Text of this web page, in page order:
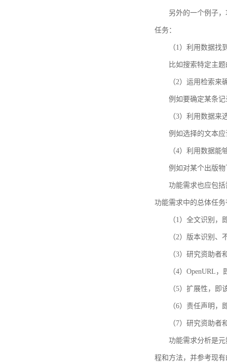
另外的一个例子，
任务：
（1）利用数据找
比如搜索特定主
（2）运用检索来
例如要确定某条
（3）利用数据来
例如选择的文本
（4）利用数据能
例如对某个出版
功能需求也应包括
功能需求中的总体任
（1）全文识别
（2）版本识别、
（3）研究资助者
（4）OpenURL
（5）扩展性，
（6）责任声明，
（7）研究资助
功能需求分析是
程和方法，并参考现